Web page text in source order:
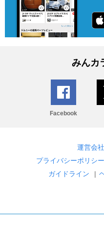
みんカ
Facebook
運営会社
プライバシーポリシー
ガイドライン
|